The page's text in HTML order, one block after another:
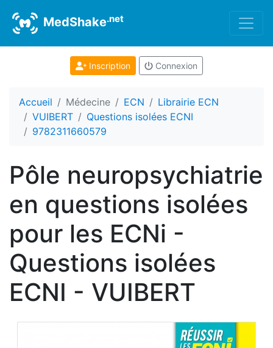
MedShake.net
Inscription Connexion
Accueil Médecine ECN
Librairie ECN
VUIBERT
Questions isolées ECNI
9782311660579
Pôle neuropsychiatrie
en questions isolées
pour les ECNi -
Questions isolées
ECNI - VUIBERT